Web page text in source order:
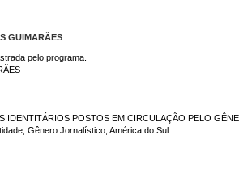
GUIMARÃES
pelo programa.
POSTOS EM CIRCULAÇÃO PELO
Gênero Jornalístico; América do Sul.